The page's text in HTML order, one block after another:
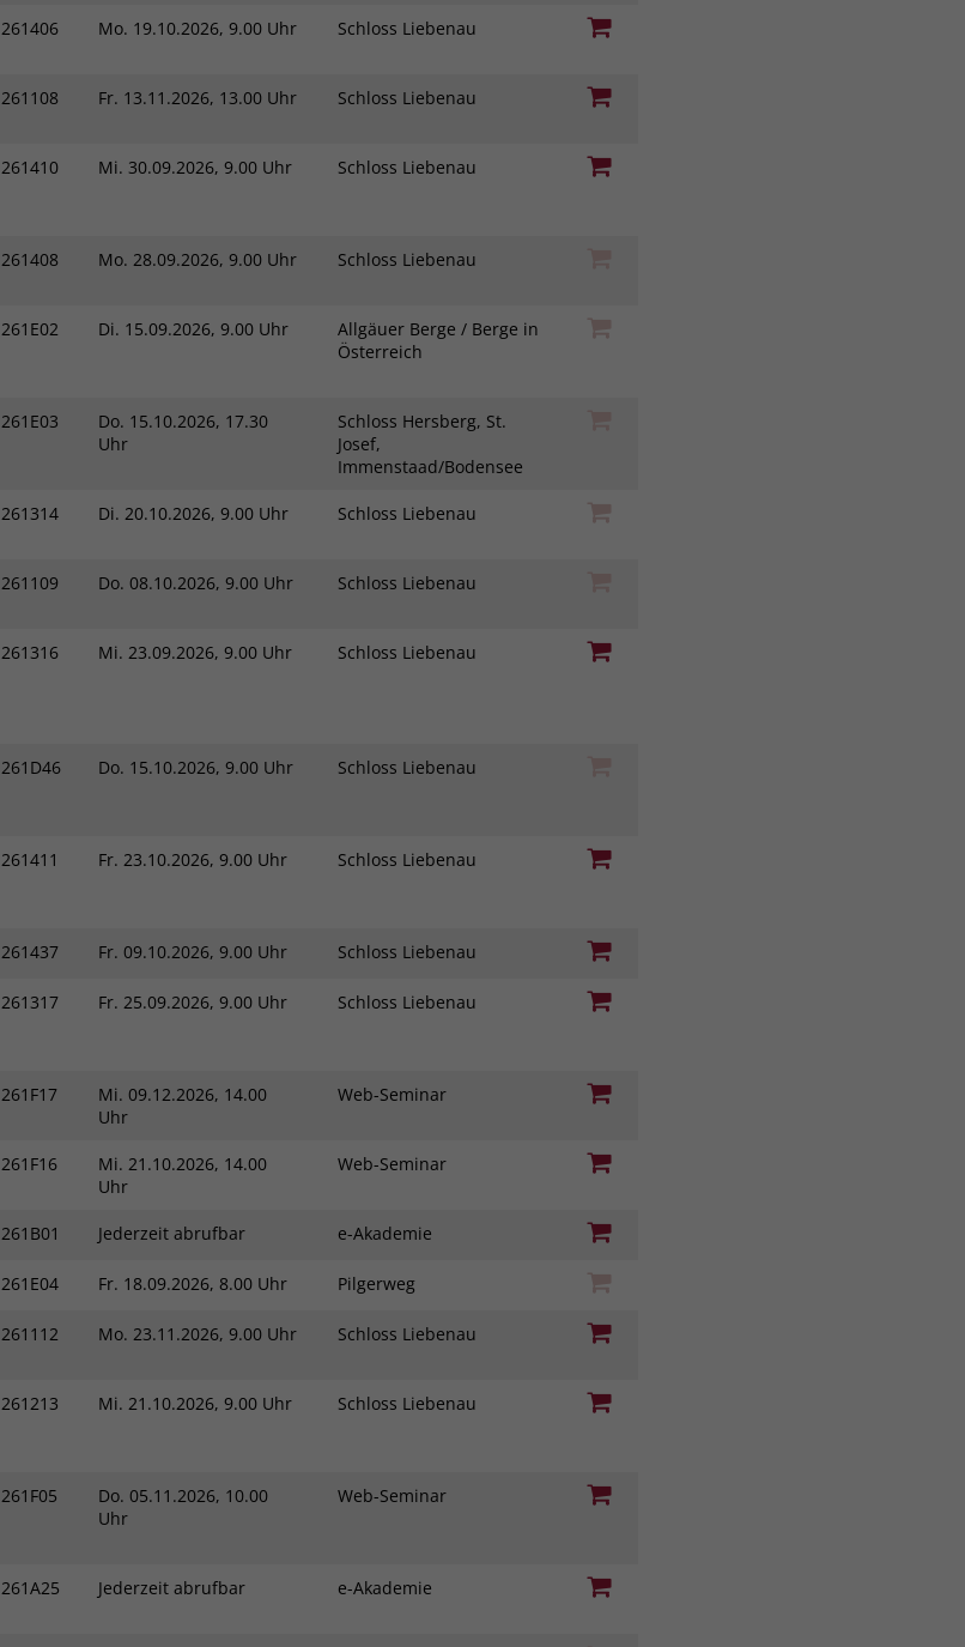
261406 Mo. 19.10.2026, 9.00 Uhr Schloss Liebenau
261108 Fr. 13.11.2026, 13.00 Uhr Schloss Liebenau
261410 Mi. 30.09.2026, 9.00 Uhr Schloss Liebenau
261408 Mo. 28.09.2026, 9.00 Uhr Schloss Liebenau
261E02 Di. 15.09.2026, 9.00 Uhr
Allgäuer Berge / Berge in
Österreich
261E03 Do. 15.10.2026, 17.30
Uhr
Schloss Hersberg, St.
Josef,
Immenstaad/Bodensee
261314 Di. 20.10.2026, 9.00 Uhr Schloss Liebenau
261109 Do. 08.10.2026, 9.00 Uhr Schloss Liebenau
261316 Mi. 23.09.2026, 9.00 Uhr Schloss Liebenau
261D46 Do. 15.10.2026, 9.00 Uhr Schloss Liebenau
261411 Fr. 23.10.2026, 9.00 Uhr Schloss Liebenau
261437 Fr. 09.10.2026, 9.00 Uhr Schloss Liebenau
261317 Fr. 25.09.2026, 9.00 Uhr Schloss Liebenau
261F17 Mi. 09.12.2026, 14.00
Uhr
Web-Seminar
261F16 Mi. 21.10.2026, 14.00
Uhr
Web-Seminar
261B01 Jederzeit abrufbar e-Akademie
261E04 Fr. 18.09.2026, 8.00 Uhr Pilgerweg
261112 Mo. 23.11.2026, 9.00 Uhr Schloss Liebenau
261213 Mi. 21.10.2026, 9.00 Uhr Schloss Liebenau
261F05 Do. 05.11.2026, 10.00
Uhr
Web-Seminar
261A25 Jederzeit abrufbar e-Akademie
PHPSESSID
dass Aktionen, die bei späteren Besuchen
werden.
_clsk
Microsoft Clarity setzt dieses Cookie, um die
Seitenaufrufe eines Benutzers zu speichern
zusammenzufassen.